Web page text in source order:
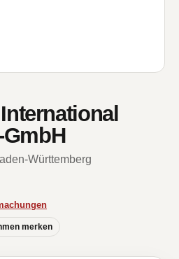
Württemberg
merken